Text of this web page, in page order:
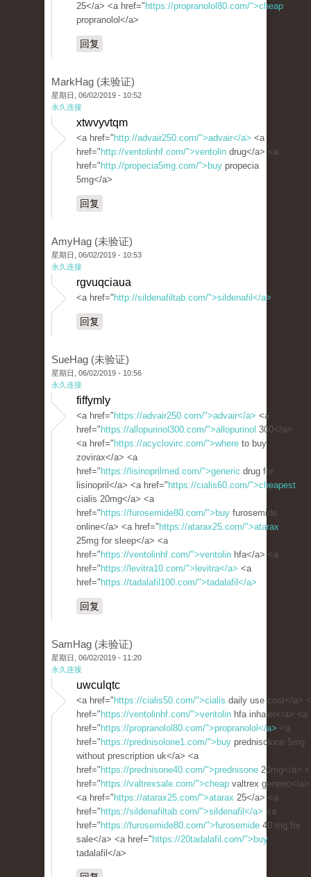
25</a> <a href=" https://propranolol80.com/">cheap
propranolol</a>
回复
MarkHag (未验证)
星期日, 06/02/2019 - 10:52
永久连接
xtwvyvtqm
<a href=" http://advair250.com/">advair</a> <a
href=" http://ventolinhf.com/">ventolin drug</a> <a
href=" http://propecia5mg.com/">buy propecia
5mg</a>
回复
AmyHag (未验证)
星期日, 06/02/2019 - 10:53
永久连接
rgvuqciaua
<a href=" http://sildenafiltab.com/">sildenafil</a>
回复
SueHag (未验证)
星期日, 06/02/2019 - 10:56
永久连接
fiffymly
<a href=" https://advair250.com/">advair</a> <a
href=" https://allopurinol300.com/">allopurinol 300</a>
<a href=" https://acyclovirc.com/">where to buy
zovirax</a> <a
href=" https://lisinoprilmed.com/">generic drug for
lisinopril</a> <a href=" https://cialis60.com/">cheapest
cialis 20mg</a> <a
href=" https://furosemide80.com/">buy furosemide
online</a> <a href=" https://atarax25.com/">atarax
25mg for sleep</a> <a
href=" https://ventolinhf.com/">ventolin hfa</a> <a
href=" https://levitra10.com/">levitra</a> <a
href=" https://tadalafil100.com/">tadalafil</a>
回复
SamHag (未验证)
星期日, 06/02/2019 - 11:20
永久连接
uwculqtc
<a href=" https://cialis50.com/">cialis daily use cost</a>
href=" https://ventolinhf.com/">ventolin hfa inhaler</a> <a
href=" https://propranolol80.com/">propranolol</a> <a
href=" https://prednisolone1.com/">buy prednisolone 5mg
without prescription uk</a> <a
href=" https://prednisone40.com/">prednisone 20mg</a>
href=" https://valtrexsale.com/">cheap valtrex generic</a>
<a href=" https://atarax25.com/">atarax 25</a> <a
href=" https://sildenafiltab.com/">sildenafil</a> <a
href=" https://furosemide80.com/">furosemide 40 mg for
sale</a> <a href=" https://20tadalafil.com/">buy
tadalafil</a>